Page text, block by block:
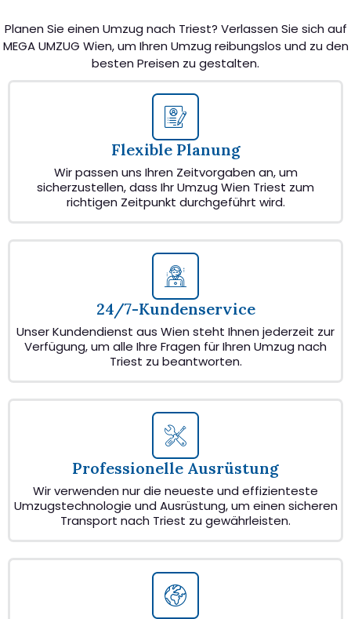
Planen Sie einen Umzug nach Triest? Verlassen Sie sich auf
MEGA UMZUG Wien, um Ihren Umzug reibungslos und zu den
besten Preisen zu gestalten.
Flexible Planung
Wir passen uns Ihren Zeitvorgaben an, um
sicherzustellen, dass Ihr Umzug Wien Triest zum
richtigen Zeitpunkt durchgeführt wird.
24/7-Kundenservice
Unser Kundendienst aus Wien steht Ihnen jederzeit zur
Verfügung, um alle Ihre Fragen für Ihren Umzug nach
Triest zu beantworten.
Professionelle Ausrüstung
Wir verwenden nur die neueste und effizienteste
Umzugstechnologie und Ausrüstung, um einen sicheren
Transport nach Triest zu gewährleisten.